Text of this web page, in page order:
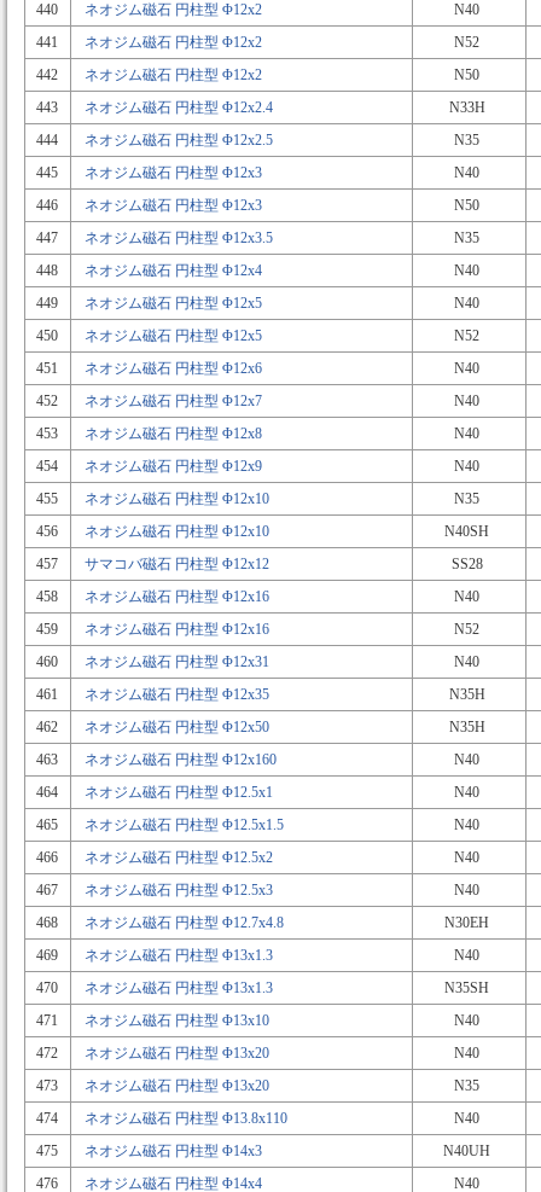
440
ネオジム磁石 円柱型 Φ12x2
N40
441
ネオジム磁石 円柱型 Φ12x2
N52
442
ネオジム磁石 円柱型 Φ12x2
N50
443
ネオジム磁石 円柱型 Φ12x2.4
N33H
444
ネオジム磁石 円柱型 Φ12x2.5
N35
445
ネオジム磁石 円柱型 Φ12x3
N40
446
ネオジム磁石 円柱型 Φ12x3
N50
447
ネオジム磁石 円柱型 Φ12x3.5
N35
448
ネオジム磁石 円柱型 Φ12x4
N40
449
ネオジム磁石 円柱型 Φ12x5
N40
450
ネオジム磁石 円柱型 Φ12x5
N52
451
ネオジム磁石 円柱型 Φ12x6
N40
452
ネオジム磁石 円柱型 Φ12x7
N40
453
ネオジム磁石 円柱型 Φ12x8
N40
454
ネオジム磁石 円柱型 Φ12x9
N40
455
ネオジム磁石 円柱型 Φ12x10
N35
456
ネオジム磁石 円柱型 Φ12x10
N40SH
457
サマコバ磁石 円柱型 Φ12x12
SS28
458
ネオジム磁石 円柱型 Φ12x16
N40
459
ネオジム磁石 円柱型 Φ12x16
N52
460
ネオジム磁石 円柱型 Φ12x31
N40
461
ネオジム磁石 円柱型 Φ12x35
N35H
462
ネオジム磁石 円柱型 Φ12x50
N35H
463
ネオジム磁石 円柱型 Φ12x160
N40
464
ネオジム磁石 円柱型 Φ12.5x1
N40
465
ネオジム磁石 円柱型 Φ12.5x1.5
N40
466
ネオジム磁石 円柱型 Φ12.5x2
N40
467
ネオジム磁石 円柱型 Φ12.5x3
N40
468
ネオジム磁石 円柱型 Φ12.7x4.8
N30EH
469
ネオジム磁石 円柱型 Φ13x1.3
N40
470
ネオジム磁石 円柱型 Φ13x1.3
N35SH
471
ネオジム磁石 円柱型 Φ13x10
N40
472
ネオジム磁石 円柱型 Φ13x20
N40
473
ネオジム磁石 円柱型 Φ13x20
N35
474
ネオジム磁石 円柱型 Φ13.8x110
N40
475
ネオジム磁石 円柱型 Φ14x3
N40UH
476
ネオジム磁石 円柱型 Φ14x4 N40